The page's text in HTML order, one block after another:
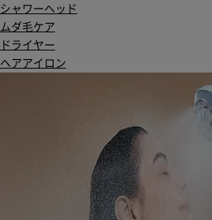
シャワーヘッド
ムダ毛ケア
ドライヤー
ヘアアイロン